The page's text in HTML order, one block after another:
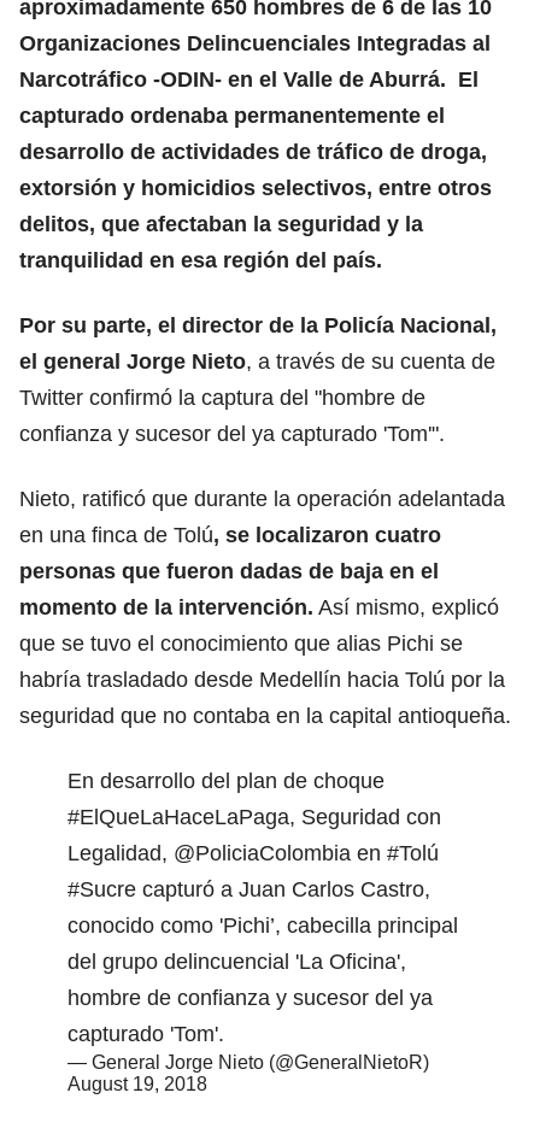
aproximadamente 650 hombres de 6 de las 10
Organizaciones Delincuenciales Integradas al
Narcotráfico -ODIN- en el Valle de Aburrá. El
capturado ordenaba permanentemente el
desarrollo de actividades de tráfico de droga,
extorsión y homicidios selectivos, entre otros
delitos, que afectaban la seguridad y la
tranquilidad en esa región del país.
Por su parte, el director de la Policía Nacional,
el general Jorge Nieto, a través de su cuenta de
Twitter confirmó la captura del "hombre de
confianza y sucesor del ya capturado 'Tom'".
Nieto, ratificó que durante la operación adelantada
en una finca de Tolú, se localizaron cuatro
personas que fueron dadas de baja en el
momento de la intervención. Así mismo, explicó
que se tuvo el conocimiento que alias Pichi se
habría trasladado desde Medellín hacia Tolú por la
seguridad que no contaba en la capital antioqueña.
En desarrollo del plan de choque
#ElQueLaHaceLaPaga, Seguridad con
Legalidad, @PoliciaColombia en #Tolú
#Sucre capturó a Juan Carlos Castro,
conocido como 'Pichi’, cabecilla principal
del grupo delincuencial 'La Oficina',
hombre de confianza y sucesor del ya
capturado 'Tom'.
— General Jorge Nieto (@GeneralNietoR)
August 19, 2018